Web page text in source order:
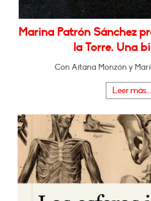
Marina Patrón Sánchez
la Torre. Una
Con Aitana Monzón y
Leer más...